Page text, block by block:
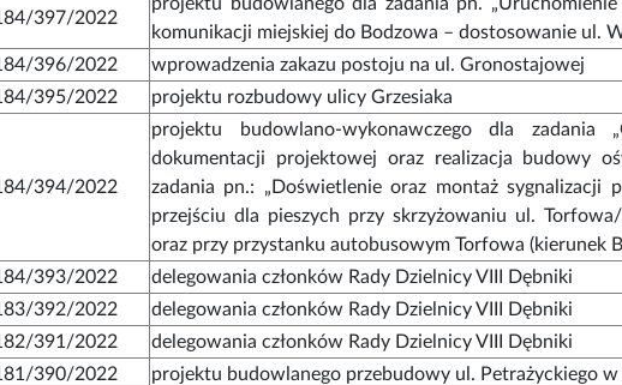
397/2022
komunikacji miejskiej do Bodzowa – dostosowanie ul.
396/2022 wprowadzenia zakazu postoju na ul. Gronostajowej
395/2022 projektu rozbudowy ulicy Grzesiaka
394/2022
projektu budowlano-wykonawczego dla zadania
dokumentacji projektowej oraz realizacja budowy
zadania pn.: „Doświetlenie oraz montaż sygnalizacji
przejściu dla pieszych przy skrzyżowaniu ul. Torfowa/
oraz przy przystanku autobusowym Torfowa (kierunek
393/2022 delegowania członków Rady Dzielnicy VIII Dębniki
392/2022 delegowania członków Rady Dzielnicy VIII Dębniki
391/2022 delegowania członków Rady Dzielnicy VIII Dębniki
390/2022 projektu budowlanego przebudowy ul. Petrażyckiego